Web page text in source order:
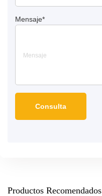
Mensaje*
Productos Recomendados